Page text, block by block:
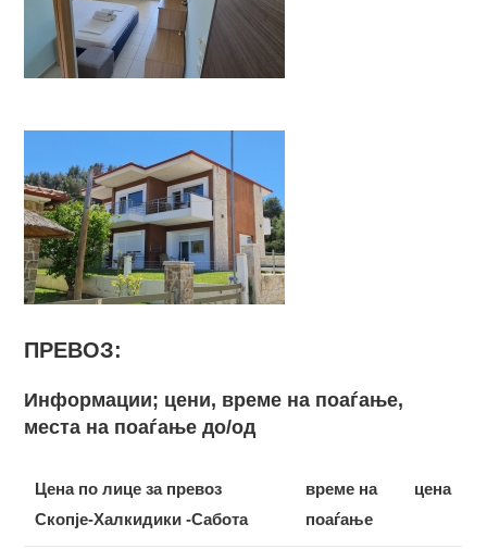
ПРЕВОЗ:
Информации; цени, време на поаѓање,
места на поаѓање до/од
Цена по лице за превоз
Скопје-Халкидики -Сабота
време на
поаѓање
цена